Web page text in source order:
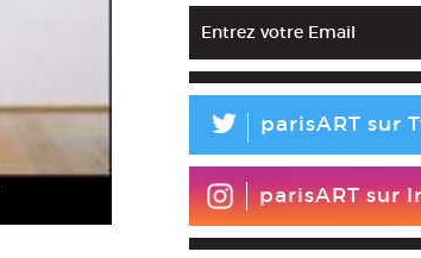
Moshiri Farhad, Cowboys and Indian,
Courtesy The Farjam Collection, ©
L parisART sur
parisART sur